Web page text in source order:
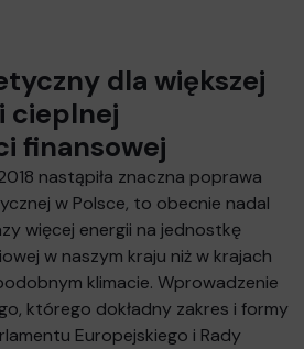
dla większej
cieplnej
finansowej
nastąpiła znaczna poprawa
w Polsce, to obecnie nadal
więcej energii na jednostkę
w naszym kraju niż w krajach
klimacie. Wprowadzenie
którego dokładny zakres i formy
Europejskiego i Rady